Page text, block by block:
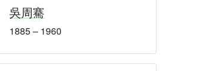
吳周騫
1885 – 1960